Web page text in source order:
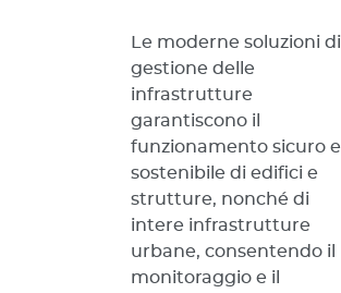
Le moderne soluzioni di
gestione delle
infrastrutture
garantiscono il
funzionamento sicuro e
sostenibile di edifici e
strutture, nonché di
intere infrastrutture
urbane, consentendo il
monitoraggio e il